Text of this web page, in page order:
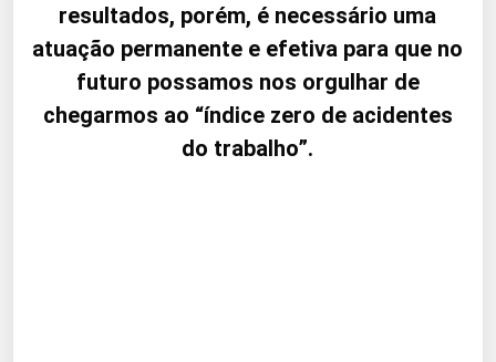
resultados, porém, é necessário uma
atuação permanente e efetiva para que no
futuro possamos nos orgulhar de
chegarmos ao “índice zero de acidentes
do trabalho”.